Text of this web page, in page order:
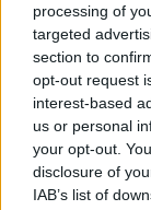
processing of
targeted
section to
opt-out request
interest-based
us or personal
your opt-out.
disclosure of
IAB’s list of
επιταχύνεται η
Αναπτυξιακής
ιδιωτικού
στρατηγικής της